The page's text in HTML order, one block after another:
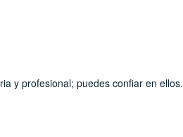
y profesional; puedes confiar en ellos.